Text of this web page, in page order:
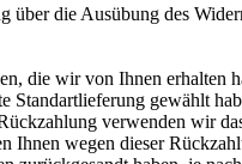
über die Ausübung des
die wir von Ihnen erhalten
Standartlieferung gewählt
verwenden wir
Ihnen wegen dieser